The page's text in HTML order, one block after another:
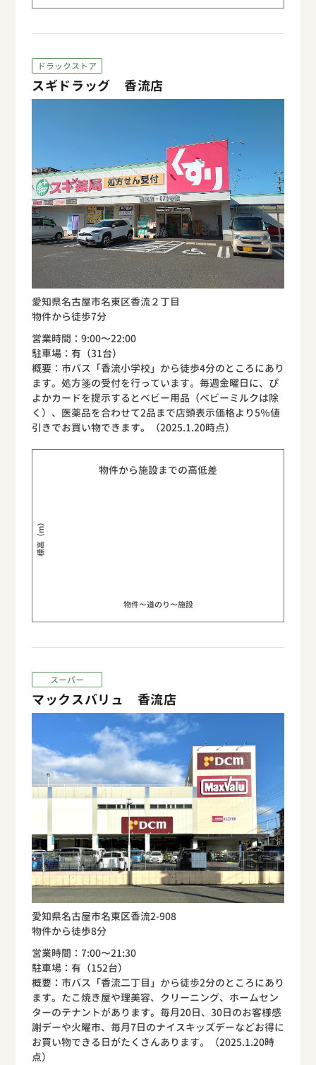
ドラックストア
スギドラッグ 香流店
愛知県名古屋市名東区香流２丁目
物件から徒歩7分
営業時間：9:00〜22:00
駐車場：有（31台）
概要：市バス「香流小学校」から徒歩4分のところにあり
ます。処方箋の受付を行っています。毎週金曜日に、ぴ
よかカードを提示するとベビー用品（ベビーミルクは除
く）、医薬品を合わせて2品まで店頭表示価格より5％値
引きでお買い物できます。（2025.1.20時点）
物件から施設までの高低差
標高（m）
物件〜道のり〜施設
スーパー
マックスバリュ 香流店
愛知県名古屋市名東区香流2-908
物件から徒歩8分
営業時間：7:00〜21:30
駐車場：有（152台）
概要：市バス「香流二丁目」から徒歩2分のところにあり
ます。たこ焼き屋や理美容、クリーニング、ホームセン
ターのテナントがあります。毎月20日、30日のお客様感
謝デーや火曜市、毎月7日のナイスキッズデーなどお得に
お買い物できる日がたくさんあります。（2025.1.20時
点）